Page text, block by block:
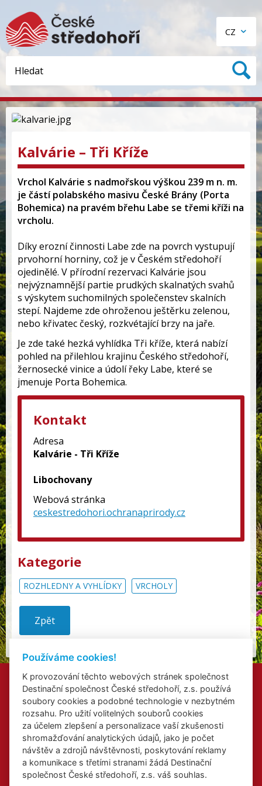
CZ
Kalvárie – Tři Kříže
Vrchol Kalvárie s nadmořskou výškou 239 m n. m.
je částí polabského masivu České Brány (Porta
Bohemica) na pravém břehu Labe se třemi kříži na
vrcholu.
Díky erozní činnosti Labe zde na povrch vystupují
prvohorní horniny, což je v Českém středohoří
ojedinělé. V přírodní rezervaci Kalvárie jsou
nejvýznamnější partie prudkých skalnatých svahů
s výskytem suchomilných společenstev skalních
stepí. Najdeme zde ohroženou ještěrku zelenou,
nebo křivatec český, rozkvétající brzy na jaře.
Je zde také hezká vyhlídka Tři kříže, která nabízí
pohled na přilehlou krajinu Českého středohoří,
žernosecké vinice a údolí řeky Labe, které se
jmenuje Porta Bohemica.
Kontakt
Adresa
Kalvárie - Tři Kříže
Libochovany
Webová stránka
ceskestredohori.ochranaprirody.cz
Kategorie
ROZHLEDNY A VYHLÍDKY VRCHOLY
Zpět
Kontakty
Přidat akci
Přihlášení odběru newsletterů
Cookies
Používáme cookies!
K provozování těchto webových stránek společnost
Destinační společnost České středohoří, z.s. používá
soubory cookies a podobné technologie v nezbytném
rozsahu. Pro užití volitelných souborů cookies
za účelem zlepšení a personalizace vaší zkušenosti
shromažďování analytických údajů, jako je počet
návštěv a zdrojů návštěvnosti, poskytování reklamy
a komunikace s třetími stranami žádá Destinační
společnost České středohoří, z.s. váš souhlas.